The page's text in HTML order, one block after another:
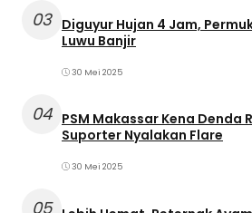
03 Diguyur Hujan 4 Jam,
Luwu Banjir
30 Mei 2025
04 PSM Makassar Kena Denda
Suporter Nyalakan Flare
30 Mei 2025
05